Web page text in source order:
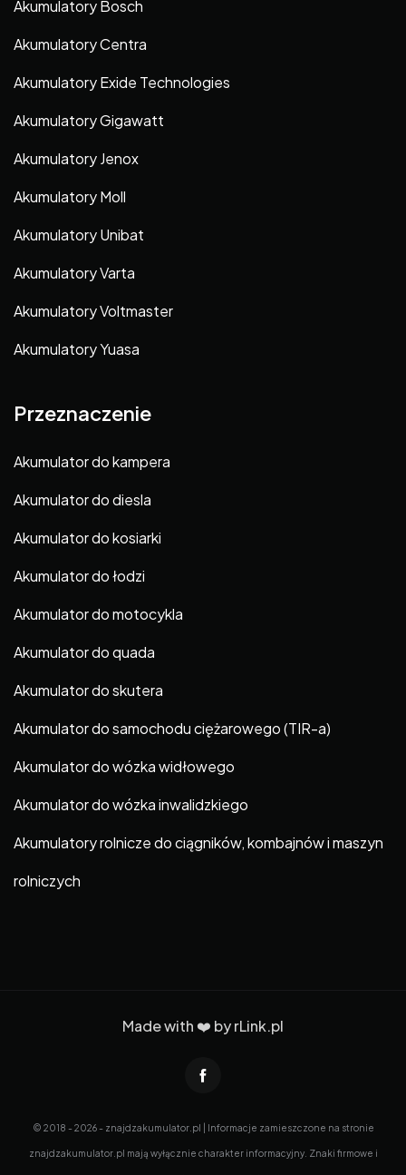
Akumulatory Bosch
Akumulatory Centra
Akumulatory Exide Technologies
Akumulatory Gigawatt
Akumulatory Jenox
Akumulatory Moll
Akumulatory Unibat
Akumulatory Varta
Akumulatory Voltmaster
Akumulatory Yuasa
Przeznaczenie
Akumulator do kampera
Akumulator do diesla
Akumulator do kosiarki
Akumulator do łodzi
Akumulator do motocykla
Akumulator do quada
Akumulator do skutera
Akumulator do samochodu ciężarowego (TIR-a)
Akumulator do wózka widłowego
Akumulator do wózka inwalidzkiego
Akumulatory rolnicze do ciągników, kombajnów i maszyn
rolniczych
Made with ❤️ byrLink.pl
© 2018 - 2026 - znajdzakumulator.pl | Informacje zamieszczone na stronie
znajdzakumulator.pl mają wyłącznie charakter informacyjny. Znaki firmowe i